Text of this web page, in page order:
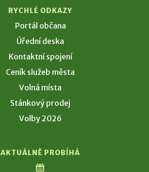
RYCHLÉ ODKAZY
Portál občana
Úřední deska
Kontaktní spojení
Ceník služeb města
Volná místa
Stánkový prodej
Volby 2026
AKTUÁLNĚ PROBÍHÁ